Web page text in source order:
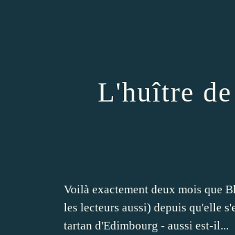
L'huître de
Voilà exactement deux mois que
les lecteurs aussi) depuis qu'elle
tartan d'Edimbourg - aussi est-il...